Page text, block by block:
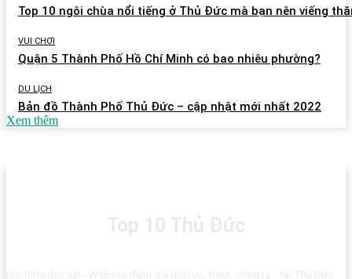
Top 10 ngôi chùa nổi tiếng ở Thủ Đức mà bạn nên viếng
VUI CHƠI
Quận 5 Thành Phố Hồ Chí Minh có bao nhiêu phường?
DU LỊCH
Bản đồ Thành Phố Thủ Đức – cập nhật mới nhất 2022
Xem thêm